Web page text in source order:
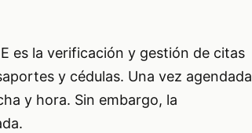
es la verificación y gestión de citas
y cédulas. Una vez agendada
y hora. Sin embargo, la